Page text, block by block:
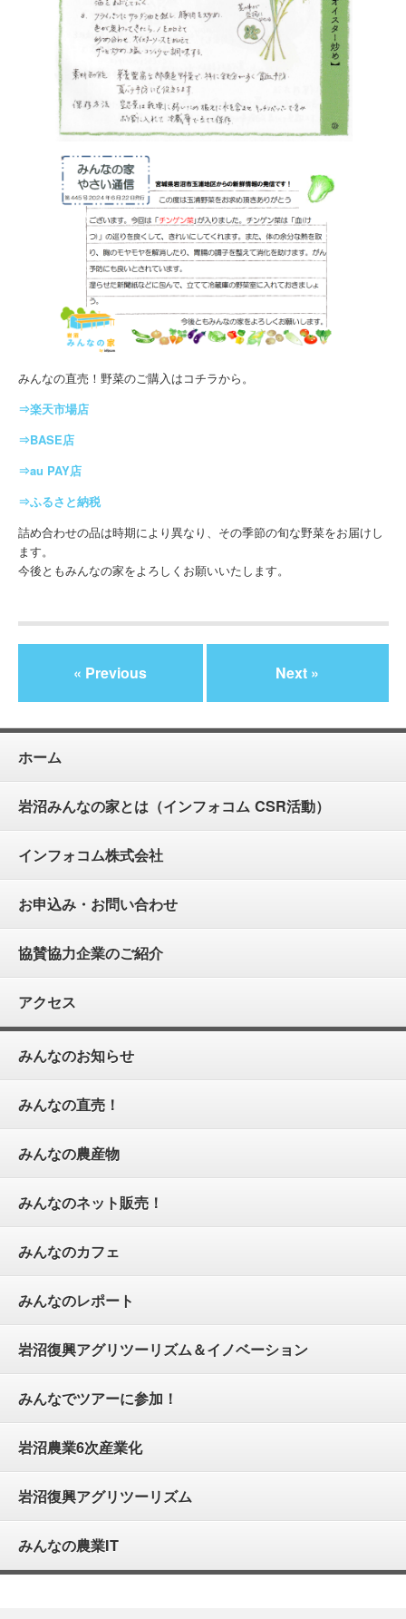
みんなの直売！野菜のご購入はコチラから。
⇒楽天市場店
⇒BASE店
⇒au PAY店
⇒ふるさと納税
詰め合わせの品は時期により異なり、その季節の旬な野菜をお届けし
ます。
今後ともみんなの家をよろしくお願いいたします。
« Previous Next »
ホーム
岩沼みんなの家とは（インフォコム CSR活動）
インフォコム株式会社
お申込み・お問い合わせ
協賛協力企業のご紹介
アクセス
みんなのお知らせ
みんなの直売！
みんなの農産物
みんなのネット販売！
みんなのカフェ
みんなのレポート
岩沼復興アグリツーリズム＆イノベーション
みんなでツアーに参加！
岩沼農業6次産業化
岩沼復興アグリツーリズム
みんなの農業IT